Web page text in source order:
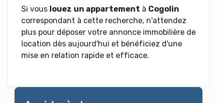
Si vous louez un appartement à Cogolin
correspondant à cette recherche, n'attendez
plus pour déposer votre annonce immobilière de
location dès aujourd'hui et bénéficiez d'une
mise en relation rapide et efficace.